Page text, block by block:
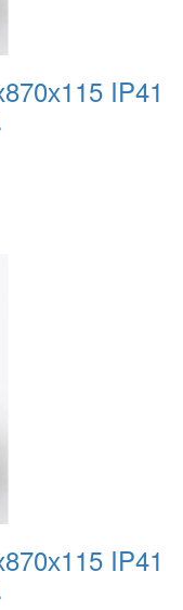
IP41
IP41